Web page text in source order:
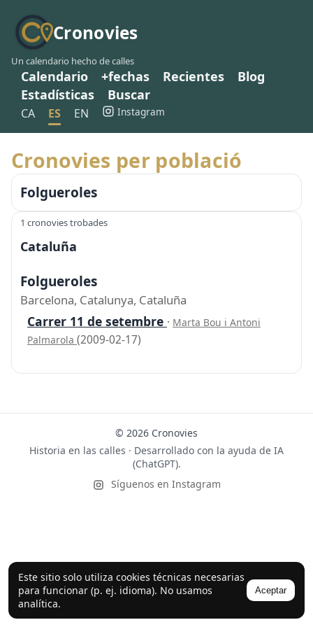
Cronovies
Un calendario hecho de calles
Calendario +fechas Recientes
Blog
Estadísticas
Buscar
CA ES EN Instagram
Este sitio solo utiliza cookies técnicas necesarias
para funcionar (p. ej. idioma). No usamos
analítica.
Aceptar
Cronovies per població
Folgueroles
1 cronovies trobades
Cataluña
Folgueroles
Barcelona, Catalunya, Cataluña
Carrer 11 de setembre · Marta Bou i Antoni
Palmarola (2009-02-17)
© 2026 Cronovies
Historia en las calles · Desarrollado con la ayuda de IA
(ChatGPT).
Síguenos en Instagram